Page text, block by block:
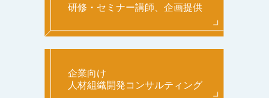
研修・セミナー講師、企画提供
企業向け
人材組織開発コンサルティング